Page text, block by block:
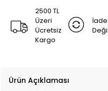
2500 TL
Üzeri
Ücretsiz
Kargo
Ürün Açıklaması